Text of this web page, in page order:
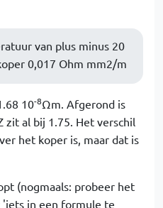
van plus minus 20
0,017 Ohm mm2/m
10-8Ωm. Afgerond is
zit al bij 1.75. Het verschil
het koper is, maar dat is
(nogmaals: probeer het
'iets in een formule te